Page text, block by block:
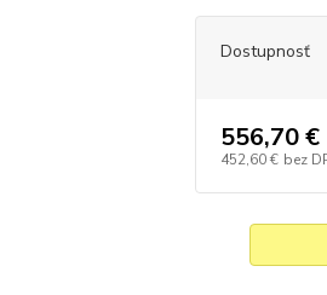
Dostupnosť
556,70 €
452,60 € bez